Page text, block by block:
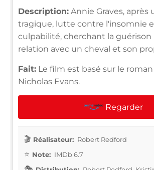
Description: Annie Graves, après
tragique, lutte contre l'insomnie
culpabilité, cherchant la guérison
relation avec un cheval et son
Fait: Le film est basé sur le
Nicholas Evans.
Regarder
Réalisateur: Robert Redford
Note: IMDb 6.7